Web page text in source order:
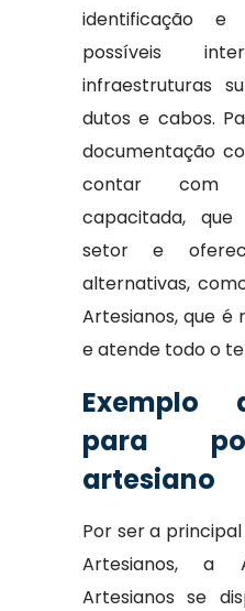
identificação
possíveis
infraestruturas
dutos e cabos.
documentação
contar com
capacitada,
setor e
alternativas,
Artesianos, que
e atende todo o
Exemplo
para
artesiano
Por ser a
Artesianos, a
Artesianos se